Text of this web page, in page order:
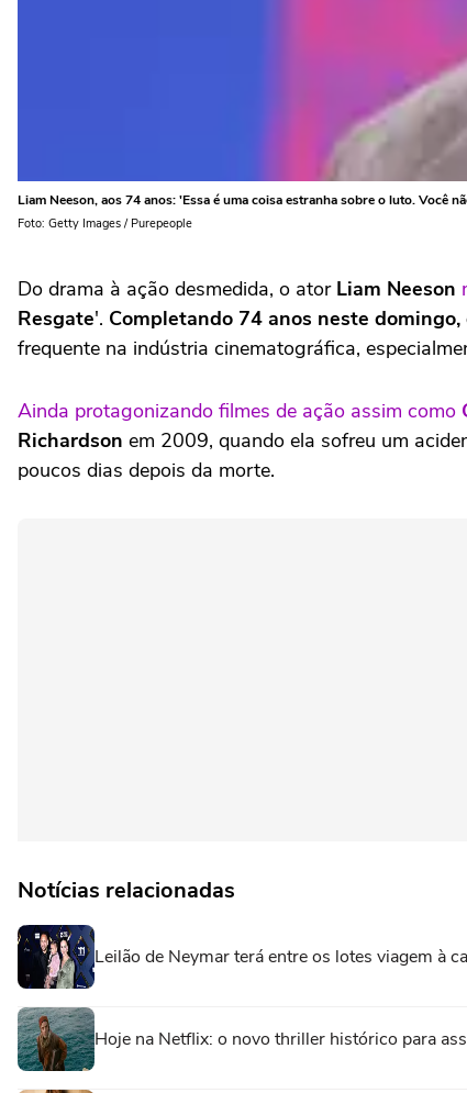
Liam Neeson, aos 74 anos: 'Essa é uma coisa estranha sobre o luto. Você
Foto: Getty Images / Purepeople
Do drama à ação desmedida, o ator Liam Neeson
Resgate'. Completando 74 anos neste
frequente na indústria cinematográfica,
Ainda protagonizando filmes de ação assim como
Richardson em 2009, quando ela sofreu um
poucos dias depois da morte.
Notícias relacionadas
Leilão de Neymar terá entre os lotes viagem à
Hoje na Netflix: o novo thriller histórico para